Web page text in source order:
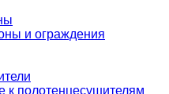
и ограждения
к полотенцесушителям